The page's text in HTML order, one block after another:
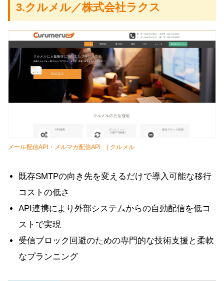
3.クルメル／株式会社ラクス
メール配信API・メルマガ配信API | クルメル
既存SMTPの向き先を変えるだけで導入可能な移行
コストの低さ
API連携により外部システムからの自動配信を低コ
ストで実現
受信ブロック回避のための専門的な技術支援と柔軟
なプランニング